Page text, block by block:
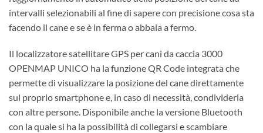
intervalli selezionabili al fine di sapere con precisione cosa sta
facendo il cane e se è in ferma o abbaia a fermo.
Il localizzatore satellitare GPS per cani da caccia 3000
OPENMAP UNICO ha la funzione QR Code integrata che
permette di visualizzare la posizione del cane direttamente
sul proprio smartphone e, in caso di necessità, condividerla
con altre persone. Disponibile anche la versione Bluetooth
con la quale si ha la possibilità di collegarsi e scambiare